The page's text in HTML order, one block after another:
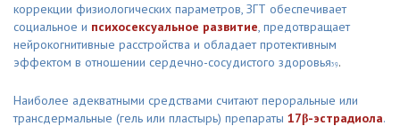
коррекции физиологических параметров, ЗГТ обеспечивает
социальное и психосексуальное развитие, предотвращает
нейрокогнитивные расстройства и обладает протективным
эффектом в отношении сердечно-сосудистого здоровья39.
Наиболее адекватными средствами считают пероральные или
трансдермальные (гель или пластырь) препараты 17β-эстрадиола.